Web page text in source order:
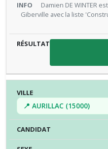
Damien DE WINTER
Giberville avec la liste
📍 AURILLAC (15000)